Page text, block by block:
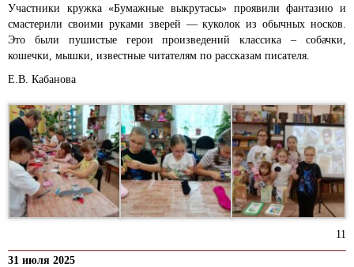
Участники кружка «Бумажные выкрутасы» проявили фантазию и
смастерили своими руками зверей — куколок из обычных носков.
Это были пушистые герои произведений классика – собачки,
кошечки, мышки, известные читателям по рассказам писателя.
Е.В. Кабанова
11
31 июля 2025